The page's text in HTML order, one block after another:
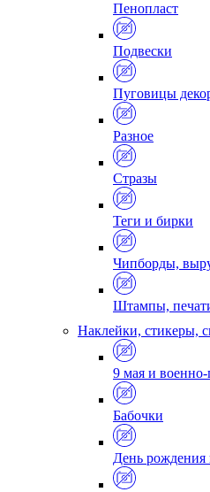
Пенопласт
Подвески
Пуговицы
Разное
Стразы
Теги и бирки
Чипборды,
Штампы,
Наклейки, стикеры,
9 мая и военно-
Бабочки
День